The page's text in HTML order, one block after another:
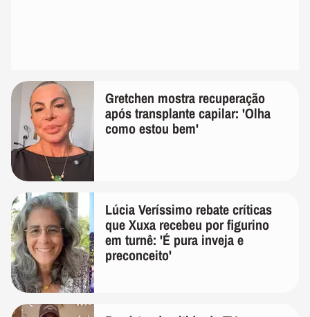
Gretchen mostra recuperação
após transplante capilar: 'Olha
como estou bem'
Lúcia Veríssimo rebate críticas
que Xuxa recebeu por figurino
em turnê: 'É pura inveja e
preconceito'